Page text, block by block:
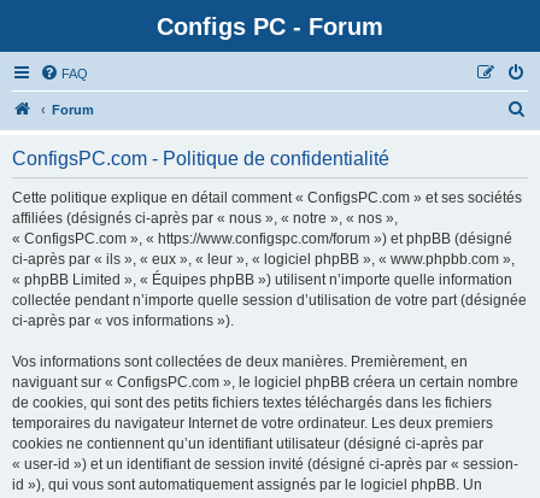
Configs PC - Forum
FAQ
Forum
ConfigsPC.com - Politique de confidentialité
Cette politique explique en détail comment « ConfigsPC.com » et ses sociétés
affiliées (désignés ci-après par « nous », « notre », « nos »,
« ConfigsPC.com », « https://www.configspc.com/forum ») et phpBB (désigné
ci-après par « ils », « eux », « leur », « logiciel phpBB », « www.phpbb.com »,
« phpBB Limited », « Équipes phpBB ») utilisent n’importe quelle information
collectée pendant n’importe quelle session d’utilisation de votre part (désignée
ci-après par « vos informations »).
Vos informations sont collectées de deux manières. Premièrement, en
naviguant sur « ConfigsPC.com », le logiciel phpBB créera un certain nombre
de cookies, qui sont des petits fichiers textes téléchargés dans les fichiers
temporaires du navigateur Internet de votre ordinateur. Les deux premiers
cookies ne contiennent qu’un identifiant utilisateur (désigné ci-après par
« user-id ») et un identifiant de session invité (désigné ci-après par « session-
id »), qui vous sont automatiquement assignés par le logiciel phpBB. Un